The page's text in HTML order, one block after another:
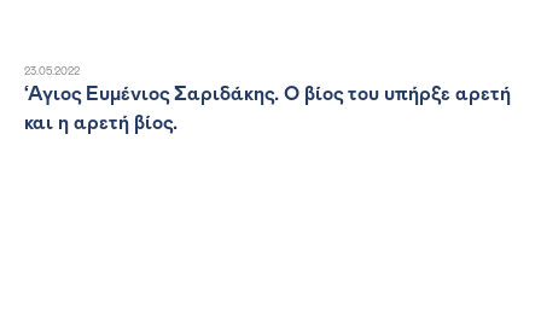
23.05.2022
‘Αγιος Ευμένιος Σαριδάκης. Ο βίος του υπήρξε αρετή
και η αρετή βίος.